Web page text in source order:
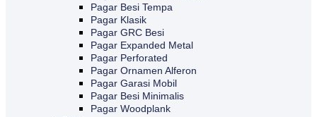
Pagar Besi Tempa
Pagar Klasik
Pagar GRC Besi
Pagar Expanded Metal
Pagar Perforated
Pagar Ornamen Alferon
Pagar Garasi Mobil
Pagar Besi Minimalis
Pagar Woodplank